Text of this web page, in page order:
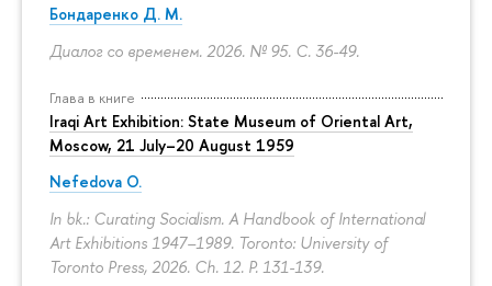
Бондаренко Д. М.
Диалог со временем. 2026. № 95. С. 36-49.
Глава в книге
Iraqi Art Exhibition: State Museum of Oriental Art,
Moscow, 21 July–20 August 1959
Nefedova O.
In bk.: Curating Socialism. A Handbook of International
Art Exhibitions 1947–1989. Toronto: University of
Toronto Press, 2026. Ch. 12. P. 131-139.